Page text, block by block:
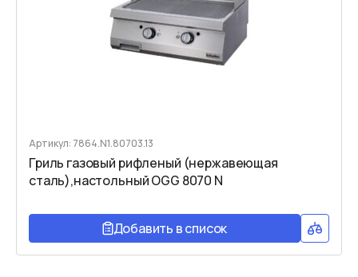
Артикул: 7864.N1.80703.13
Гриль газовый рифленый (нержавеющая
сталь),настольный OGG 8070 N
Добавить в список